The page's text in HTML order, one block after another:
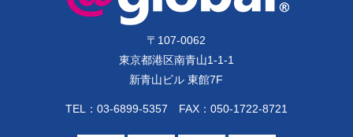
〒 107-0062
東京都港区南青山1-1-1
新青山ビル 東館7F
TEL： 03-6899-5357 FAX：050-1722-8721